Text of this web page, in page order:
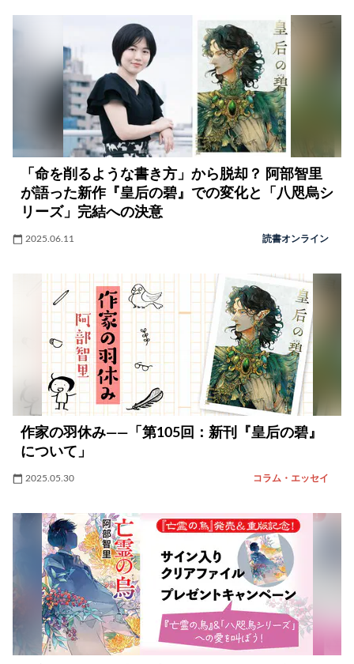
「命を削るような書き方」から脱却？ 阿部智里
が語った新作『皇后の碧』での変化と「八咫烏シ
リーズ」完結への決意
2025.06.11 読書オンライン
作家の羽休み――「第105回：新刊『皇后の碧』
について」
2025.05.30 コラム・エッセイ